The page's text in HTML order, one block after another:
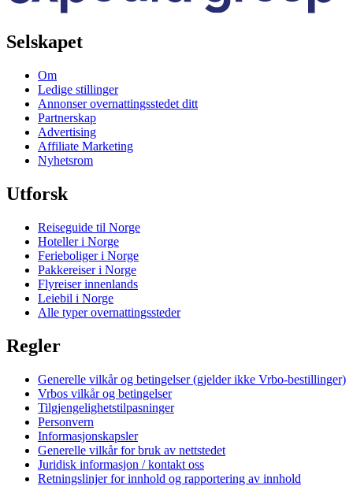
Selskapet
Om
Ledige stillinger
Annonser overnattingsstedet ditt
Partnerskap
Advertising
Affiliate Marketing
Nyhetsrom
Utforsk
Reiseguide til Norge
Hoteller i Norge
Ferieboliger i Norge
Pakkereiser i Norge
Flyreiser innenlands
Leiebil i Norge
Alle typer overnattingssteder
Regler
Generelle vilkår og betingelser (gjelder ikke Vrbo-bestillinger)
Vrbos vilkår og betingelser
Tilgjengelighetstilpasninger
Personvern
Informasjonskapsler
Generelle vilkår for bruk av nettstedet
Juridisk informasjon / kontakt oss
Retningslinjer for innhold og rapportering av innhold